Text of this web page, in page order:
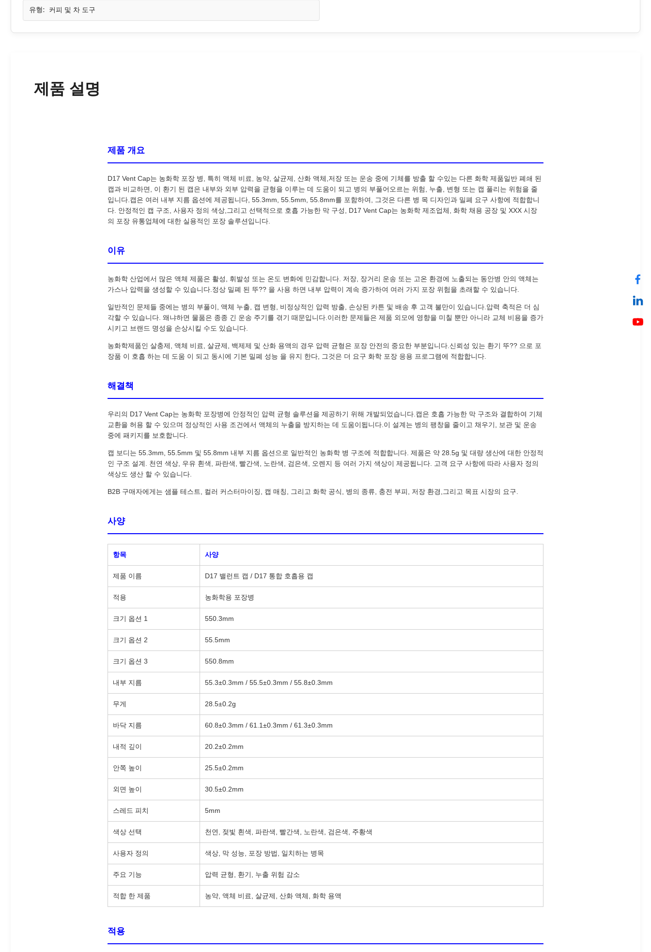
유형: 커피 및 차 도구
제품 설명
제품 개요
D17 Vent Cap는 농화학 포장 병, 특히 액체 비료, 농약, 살균제, 산화 액체,저장 또는 운송 중에 기체를 방출 할 수있는 다른 화학 제품일반 폐쇄 된
캡과 비교하면, 이 환기 된 캡은 내부와 외부 압력을 균형을 이루는 데 도움이 되고 병의 부풀어오르는 위험, 누출, 변형 또는 캡 풀리는 위험을 줄
입니다.캡은 여러 내부 지름 옵션에 제공됩니다, 55.3mm, 55.5mm, 55.8mm를 포함하여, 그것은 다른 병 목 디자인과 밀폐 요구 사항에 적합합니
다. 안정적인 캡 구조, 사용자 정의 색상,그리고 선택적으로 호흡 가능한 막 구성, D17 Vent Cap는 농화학 제조업체, 화학 채용 공장 및 XXX 시장
의 포장 유통업체에 대한 실용적인 포장 솔루션입니다.
이유
농화학 산업에서 많은 액체 제품은 활성, 휘발성 또는 온도 변화에 민감합니다. 저장, 장거리 운송 또는 고온 환경에 노출되는 동안병 안의 액체는
가스나 압력을 생성할 수 있습니다.정상 밀폐 된 뚜?? 을 사용 하면 내부 압력이 계속 증가하여 여러 가지 포장 위험을 초래할 수 있습니다.
일반적인 문제들 중에는 병의 부풀이, 액체 누출, 캡 변형, 비정상적인 압력 방출, 손상된 카튼 및 배송 후 고객 불만이 있습니다.압력 축적은 더 심
각할 수 있습니다. 왜냐하면 물품은 종종 긴 운송 주기를 겪기 때문입니다.이러한 문제들은 제품 외모에 영향을 미칠 뿐만 아니라 교체 비용을 증가
시키고 브랜드 명성을 손상시킬 수도 있습니다.
농화학제품인 살충제, 액체 비료, 살균제, 백제제 및 산화 용액의 경우 압력 균형은 포장 안전의 중요한 부분입니다.신뢰성 있는 환기 뚜?? 으로 포
장품 이 호흡 하는 데 도움 이 되고 동시에 기본 밀폐 성능 을 유지 한다, 그것은 더 요구 화학 포장 응용 프로그램에 적합합니다.
해결책
우리의 D17 Vent Cap는 농화학 포장병에 안정적인 압력 균형 솔루션을 제공하기 위해 개발되었습니다.캡은 호흡 가능한 막 구조와 결합하여 기체
교환을 허용 할 수 있으며 정상적인 사용 조건에서 액체의 누출을 방지하는 데 도움이됩니다.이 설계는 병의 팽창을 줄이고 채우기, 보관 및 운송
중에 패키지를 보호합니다.
캡 보디는 55.3mm, 55.5mm 및 55.8mm 내부 지름 옵션으로 일반적인 농화학 병 구조에 적합합니다. 제품은 약 28.5g 및 대량 생산에 대한 안정적
인 구조 설계. 천연 색상, 우유 흰색, 파란색, 빨간색, 노란색, 검은색, 오렌지 등 여러 가지 색상이 제공됩니다. 고객 요구 사항에 따라 사용자 정의
색상도 생산 할 수 있습니다.
B2B 구매자에게는 샘플 테스트, 컬러 커스터마이징, 캡 매칭, 그리고 화학 공식, 병의 종류, 충전 부피, 저장 환경,그리고 목표 시장의 요구.
사양
항목 사양
제품 이름 D17 밸런트 캡 / D17 통합 호흡용 캡
적용 농화학용 포장병
크기 옵션 1 550.3mm
크기 옵션 2 55.5mm
크기 옵션 3 550.8mm
내부 지름 55.3±0.3mm / 55.5±0.3mm / 55.8±0.3mm
무게 28.5±0.2g
바닥 지름 60.8±0.3mm / 61.1±0.3mm / 61.3±0.3mm
내적 깊이 20.2±0.2mm
안쪽 높이 25.5±0.2mm
외면 높이 30.5±0.2mm
스레드 피치 5mm
색상 선택 천연, 젖빛 흰색, 파란색, 빨간색, 노란색, 검은색, 주황색
사용자 정의 색상, 막 성능, 포장 방법, 일치하는 병목
주요 기능 압력 균형, 환기, 누출 위험 감소
적합 한 제품 농약, 액체 비료, 살균제, 산화 액체, 화학 용액
적용